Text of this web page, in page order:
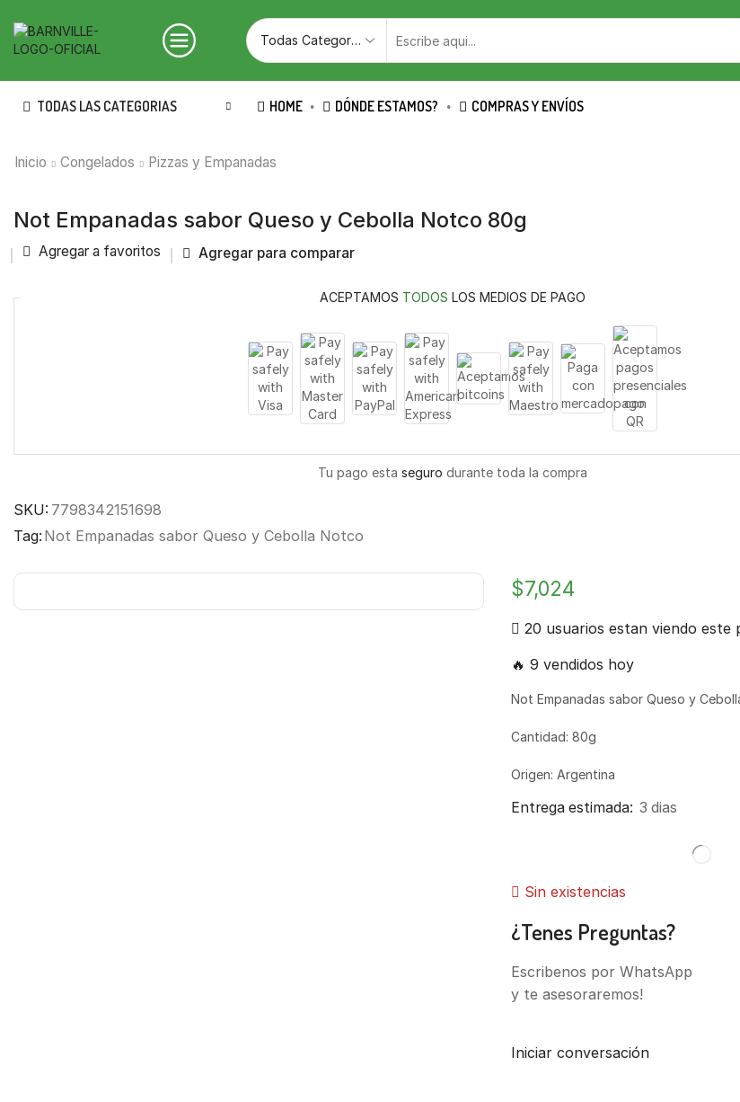
TODAS LAS CATEGORIAS HOME DÓNDE ESTAMOS? COMPRAS Y ENVÍOS
Inicio Congelados Pizzas y Empanadas
Not Empanadas sabor Queso y Cebolla Notco 80g
Agregar a favoritos Agregar para comparar
ACEPTAMOS TODOS LOS MEDIOS DE PAGO
Tu pago esta seguro durante toda la compra
SKU: 7798342151698
Tag: Not Empanadas sabor Queso y Cebolla Notco
$7,024
20 usuarios estan viendo este
🔥 9 vendidos hoy
Not Empanadas sabor Queso y
Cantidad: 80g
Origen: Argentina
Entrega estimada: 3 dias
Sin existencias
¿Tenes Preguntas?
Escribenos por WhatsApp
y te asesoraremos!
Iniciar conversación